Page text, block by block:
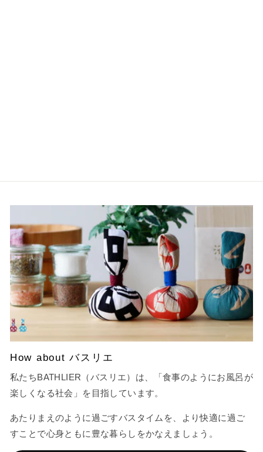
How about バスリエ
私たちBATHLIER（バスリエ）は、「食事のようにお風呂が
楽しくなる社会」を目指しています。
あたりまえのように過ごすバスタイムを、より快適に過ご
すことで心身ともに豊な暮らしをかなえましょう。